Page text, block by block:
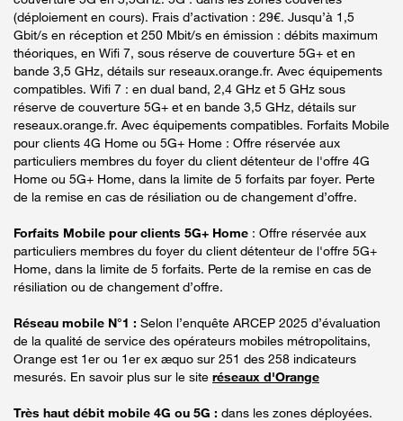
(déploiement en cours). Frais d’activation : 29€. Jusqu’à 1,5
Gbit/s en réception et 250 Mbit/s en émission : débits maximum
théoriques, en Wifi 7, sous réserve de couverture 5G+ et en
bande 3,5 GHz, détails sur reseaux.orange.fr. Avec équipements
compatibles. Wifi 7 : en dual band, 2,4 GHz et 5 GHz sous
réserve de couverture 5G+ et en bande 3,5 GHz, détails sur
reseaux.orange.fr. Avec équipements compatibles. Forfaits Mobile
pour clients 4G Home ou 5G+ Home : Offre réservée aux
particuliers membres du foyer du client détenteur de l'offre 4G
Home ou 5G+ Home, dans la limite de 5 forfaits par foyer. Perte
de la remise en cas de résiliation ou de changement d’offre.
Forfaits Mobile pour clients 5G+ Home : Offre réservée aux
particuliers membres du foyer du client détenteur de l'offre 5G+
Home, dans la limite de 5 forfaits. Perte de la remise en cas de
résiliation ou de changement d’offre.
Réseau mobile N°1 : Selon l’enquête ARCEP 2025 d’évaluation
de la qualité de service des opérateurs mobiles métropolitains,
Orange est 1er ou 1er ex æquo sur 251 des 258 indicateurs
mesurés. En savoir plus sur le site réseaux d'Orange
Très haut débit mobile 4G ou 5G : dans les zones déployées.